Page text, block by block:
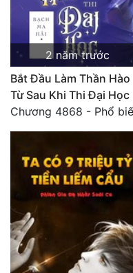
2 năm trước
Bắt Đầu Làm Thần Hào
Từ Sau Khi Thi Đại Học